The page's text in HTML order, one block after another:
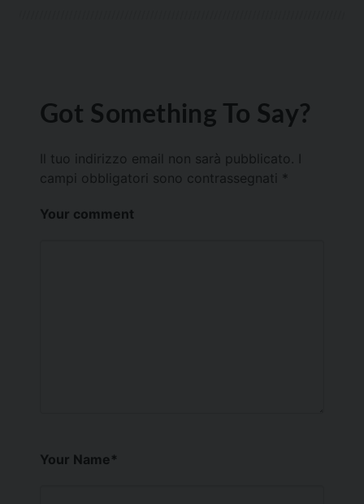
Got Something To Say?
Il tuo indirizzo email non sarà pubblicato.
campi obbligatori sono contrassegnati *
Your comment
Your Name*